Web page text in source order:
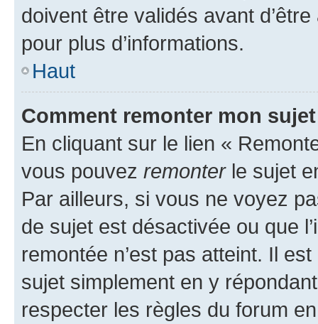
doivent être validés avant
pour plus d’informations.
Haut
Comment remonter mon
En cliquant sur le lien «
vous pouvez remonterle sujet
Par ailleurs, si vous ne voyez
de sujet est désactivée ou que
remontée n’est pas atteint. Il
sujet simplement en y
respecter les règles du forum